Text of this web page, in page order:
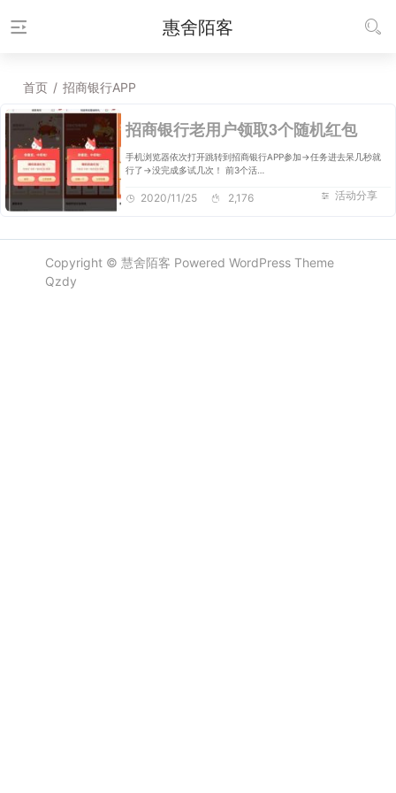
惠舍陌客
首页 / 招商银行APP
招商银行老用户领取3个随机红包
手机浏览器依次打开跳转到招商银行APP参加->任务进去呆几秒就
行了->没完成多试几次！ 前3个活…
活动分享
2020/11/25 2,176
Copyright © 慧舍陌客 Powered WordPressTheme
Qzdy